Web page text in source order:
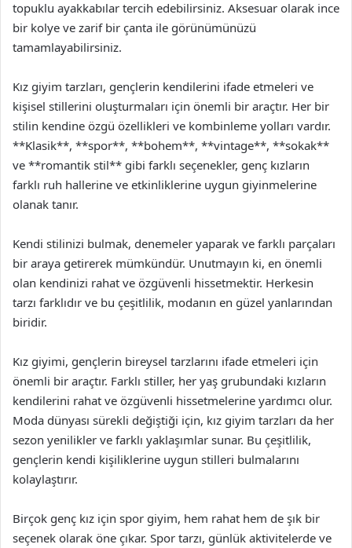
topuklu ayakkabılar tercih edebilirsiniz. Aksesuar olarak ince
bir kolye ve zarif bir çanta ile görünümünüzü
tamamlayabilirsiniz.
Kız giyim tarzları, gençlerin kendilerini ifade etmeleri ve
kişisel stillerini oluşturmaları için önemli bir araçtır. Her bir
stilin kendine özgü özellikleri ve kombinleme yolları vardır.
**Klasik**, **spor**, **bohem**, **vintage**, **sokak**
ve **romantik stil** gibi farklı seçenekler, genç kızların
farklı ruh hallerine ve etkinliklerine uygun giyinmelerine
olanak tanır.
Kendi stilinizi bulmak, denemeler yaparak ve farklı parçaları
bir araya getirerek mümkündür. Unutmayın ki, en önemli
olan kendinizi rahat ve özgüvenli hissetmektir. Herkesin
tarzı farklıdır ve bu çeşitlilik, modanın en güzel yanlarından
biridir.
Kız giyimi, gençlerin bireysel tarzlarını ifade etmeleri için
önemli bir araçtır. Farklı stiller, her yaş grubundaki kızların
kendilerini rahat ve özgüvenli hissetmelerine yardımcı olur.
Moda dünyası sürekli değiştiği için, kız giyim tarzları da her
sezon yenilikler ve farklı yaklaşımlar sunar. Bu çeşitlilik,
gençlerin kendi kişiliklerine uygun stilleri bulmalarını
kolaylaştırır.
Birçok genç kız için spor giyim, hem rahat hem de şık bir
seçenek olarak öne çıkar. Spor tarzı, günlük aktivitelerde ve